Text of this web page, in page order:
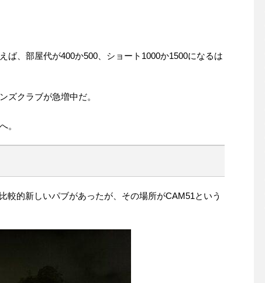
ば、部屋代が400か500、ショート1000か1500になるは
ズクラブが急増中だ。
。
較的新しいパブがあったが、その場所がCAM51という